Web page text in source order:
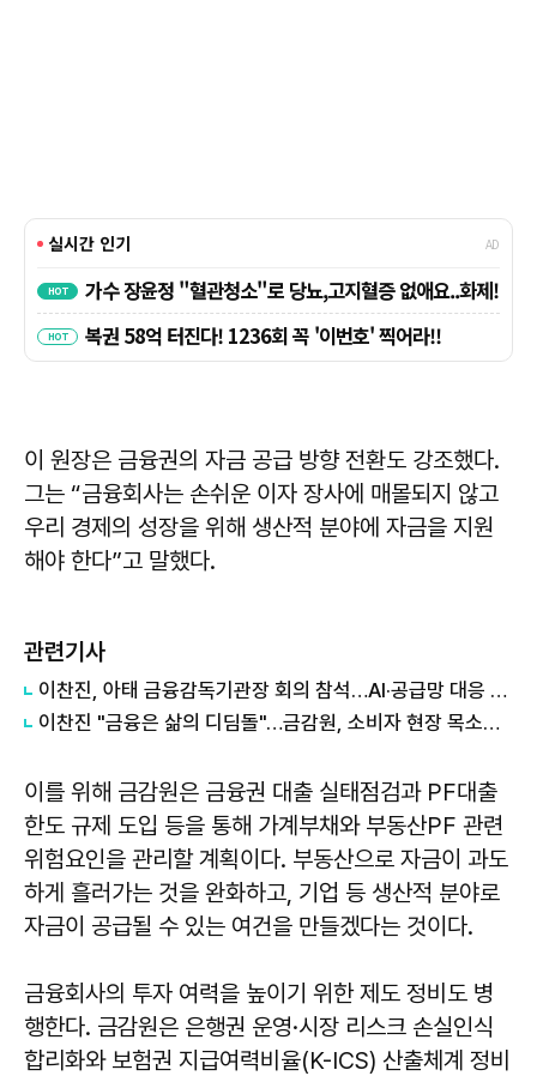
이 원장은 금융권의 자금 공급 방향 전환도 강조했다.
그는 “금융회사는 손쉬운 이자 장사에 매몰되지 않고
우리 경제의 성장을 위해 생산적 분야에 자금을 지원
해야 한다”고 말했다.
관련기사
이찬진, 아태 금융감독기관장 회의 참석…AI·공급망 대응 논의
이찬진 "금융은 삶의 디딤돌"…금감원, 소비자 현장 목소리 청취
이를 위해 금감원은 금융권 대출 실태점검과 PF대출
한도 규제 도입 등을 통해 가계부채와 부동산PF 관련
위험요인을 관리할 계획이다. 부동산으로 자금이 과도
하게 흘러가는 것을 완화하고, 기업 등 생산적 분야로
자금이 공급될 수 있는 여건을 만들겠다는 것이다.
금융회사의 투자 여력을 높이기 위한 제도 정비도 병
행한다. 금감원은 은행권 운영·시장 리스크 손실인식
합리화와 보험권 지급여력비율(K-ICS) 산출체계 정비